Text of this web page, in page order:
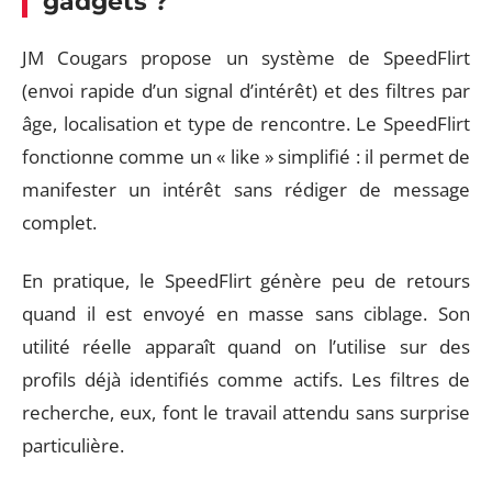
JM Cougars propose un système de SpeedFlirt
(envoi rapide d’un signal d’intérêt) et des filtres par
âge, localisation et type de rencontre. Le SpeedFlirt
fonctionne comme un « like » simplifié : il permet de
manifester un intérêt sans rédiger de message
complet.
En pratique, le SpeedFlirt génère peu de retours
quand il est envoyé en masse sans ciblage. Son
utilité réelle apparaît quand on l’utilise sur des
profils déjà identifiés comme actifs. Les filtres de
recherche, eux, font le travail attendu sans surprise
particulière.